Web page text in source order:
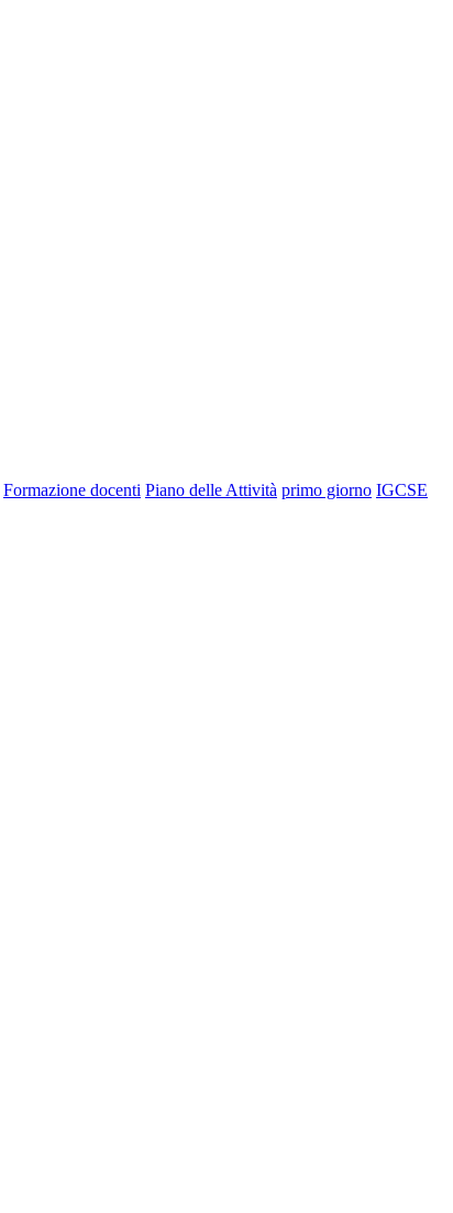
Formazione docenti Piano delle Attività primo giorno IGCSE